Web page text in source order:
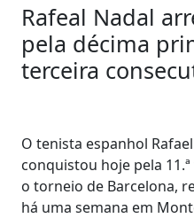
Rafeal Nadal
pela décima
terceira
O tenista espanhol
conquistou hoje pela
o torneio de Barcelona,
há uma semana em